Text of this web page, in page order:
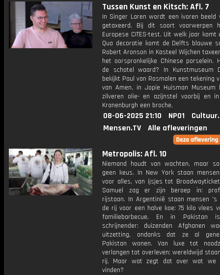
Tussen Kunst en Kitsch: Afl. 7
In Singer Laren wordt een ivoren beeld
getaxeerd. Bij dit soort voorwerpen
Europese CITES-test. Uit welk jaar komt
Qua decoratie komt de Delfts blauwe
Robert Aronson in Kasteel Wijchen
het oorspronkelijke Chinese porselein.
de schotel waard? In Kunstmuseum
bekijkt Paul van Rosmalen een tekening
van Amen, in Jopie Huisman Museum
zilveren olie- en azijnstel voorbij en
Kranenburgh een broche.
08-06-2025 21:10 NPO1
Mensen.TV
Alle afleveringen
Metropolis: Afl. 10
Niemand houdt van wachten, maar
geen keus. In New York staan
voor alles, van ijsjes tot
Samuel zag er zijn beroep in:
rijstaan. In Argentinië staan mensen 's
de rij voor een halve koe: 75 kilo vlees
familiebarbecue. En in
schrijnender: duizenden Afghanen
uitzetting, ondanks dat ze al
Pakistan wonen. Van luxe tot
verlangen tot overleven; wereldwijd
rij. Maar wat zegt dat over wat we
vinden?